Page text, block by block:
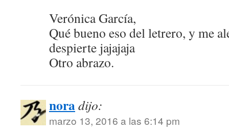
Verónica García,
Qué bueno eso del letrero, y me
despierte jajajaja
Otro abrazo.
noradijo:
marzo 13, 2016 a las 6:14 pm